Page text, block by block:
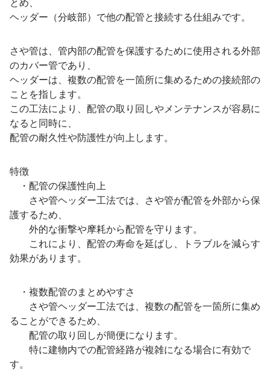
とめ、
ヘッダー（分岐部）で他の配管と接続する仕組みです。
さや管は、管内部の配管を保護するために使用される外部
のカバー管であり、
ヘッダーは、複数の配管を一箇所に集めるための接続部の
ことを指します。
この工法により、配管の取り回しやメンテナンスが容易に
なると同時に、
配管の耐久性や防護性が向上します。
特徴
・配管の保護性向上
さや管ヘッダー工法では、さや管が配管を外部から保
護するため、
外的な衝撃や摩耗から配管を守ります。
これにより、配管の寿命を延ばし、トラブルを減らす
効果があります。
・複数配管のまとめやすさ
さや管ヘッダー工法では、複数の配管を一箇所に集め
ることができるため、
配管の取り回しが簡便になります。
特に建物内での配管経路が複雑になる場合に有効で
す。